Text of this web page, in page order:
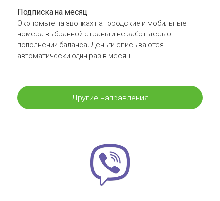
Подписка на месяц
Экономьте на звонках на городские и мобильные
номера выбранной страны и не заботьтесь о
пополнении баланса. Деньги списываются
автоматически один раз в месяц
Другие направления